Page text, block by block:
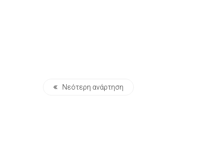
Νεότερη ανάρτηση